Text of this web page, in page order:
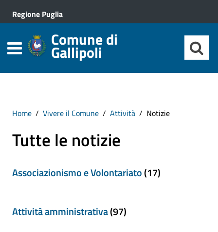
Regione Puglia
Comune di
Gallipoli
Home Vivere il Comune Attività Notizie
Tutte le notizie
Associazionismo e Volontariato(17)
Attività amministrativa(97)